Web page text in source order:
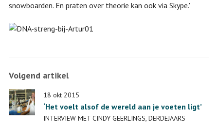
snowboarden. En praten over theorie kan ook via Skype.'
Volgend artikel
18 okt 2015
‘Het voelt alsof de wereld aan je voeten ligt’
INTERVIEW MET CINDY GEERLINGS, DERDEJAARS